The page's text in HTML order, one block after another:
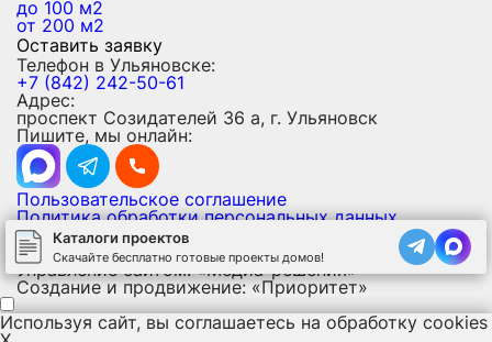
до 100 м2
от 200 м2
Оставить заявку
Телефон в Ульяновске:
+7 (842) 242-50-61
Адрес:
проспект Созидателей 36 а, г. Ульяновск
Пишите, мы онлайн:
Пользовательское соглашение
Политика обработки персональных данных
Политика использования файлов cookies
Карта сайта
Управление сайтом: «Медиа-решения»
Создание и продвижение: «Приоритет»
Используя сайт, вы соглашаетесь на обработку cookies
Каталоги проектов
Скачайте бесплатно готовые проекты домов!